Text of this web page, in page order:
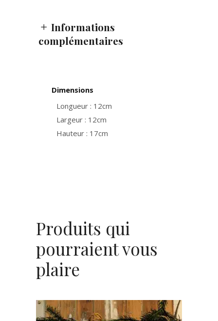
Informations
complémentaires
Dimensions
Longueur : 12cm
Largeur : 12cm
Hauteur : 17cm
Produits qui
pourraient vous
plaire